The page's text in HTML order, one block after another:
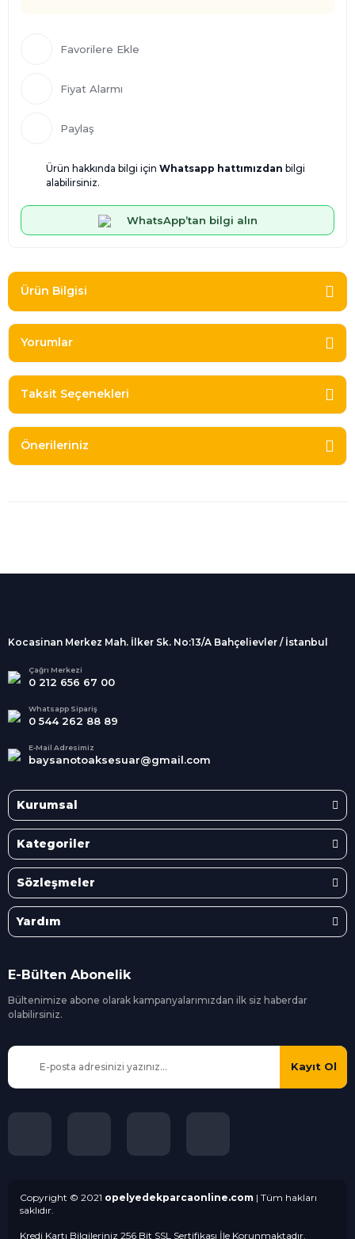
Fiyat Alarmı
Paylaş
Ürün hakkında bilgi için Whatsapp hattımızdan bilgi
alabilirsiniz.
WhatsApp’tan bilgi alın
Ürün Bilgisi
Yorumlar
Taksit Seçenekleri
Önerileriniz
Alışveriş
kargolanmaktadır.
Tüm Kredi Kartlarına taksit
seçenekleri
Kocasinan Merkez Mah. İlker Sk. No:13/A Bahçelievler / İstanbul
Çağrı Merkezi
0 212 656 67 00
Whatsapp Sipariş
0 544 262 88 89
E-Mail Adresimiz
baysanotoaksesuar@gmail.com
Kurumsal
Kategoriler
Sözleşmeler
Yardım
E-Bülten Abonelik
Bültenimize abone olarak kampanyalarımızdan ilk siz haberdar
olabilirsiniz.
Kayıt Ol
Copyright © 2021 opelyedekparcaonline.com | Tüm hakları
saklıdır.
Kredi Kartı Bilgileriniz 256 Bit SSL Sertifikası İle Korunmaktadır.